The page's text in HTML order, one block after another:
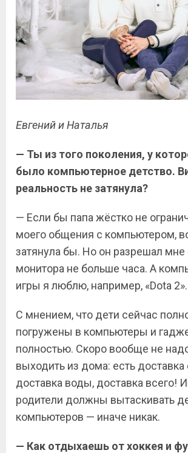
Евгений и Наталья
— Ты из того поколения, у
было компьютерное детство.
реальность не затянула?
— Если бы папа жёстко не
моего общения с компьютером,
затянула бы. Но он разрешал мне
монитора не больше часа. А
игры я люблю, например, «Dota 2».
С мнением, что дети сейчас
погружены в компьютеры и
полностью. Скоро вообще не
выходить из дома: есть
доставка воды, доставка всего!
родители должны вытаскивать
компьютеров — иначе никак.
— Как отдыхаешь от хоккея и